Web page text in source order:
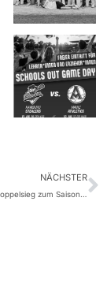
NÄCHSTER
Stealers streben Doppelsieg zum Saisonabschluss an